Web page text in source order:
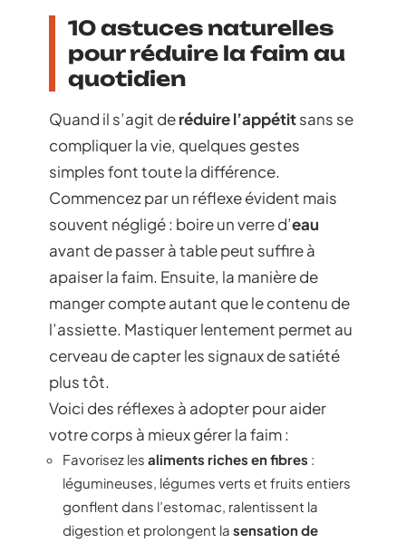
10 astuces naturelles
pour réduire la faim au
quotidien
Quand il s’agit deréduire l’appétitsans se
compliquer la vie, quelques gestes
simples font toute la différence.
Commencez par un réflexe évident mais
souvent négligé : boire un verre d’eau
avant de passer à table peut suffire à
apaiser la faim. Ensuite, la manière de
manger compte autant que le contenu de
l’assiette. Mastiquer lentement permet au
cerveau de capter les signaux de satiété
plus tôt.
Voici des réflexes à adopter pour aider
votre corps à mieux gérer la faim :
Favorisez les aliments riches en fibres :
légumineuses, légumes verts et fruits entiers
gonflent dans l’estomac, ralentissent la
digestion et prolongent la sensation de